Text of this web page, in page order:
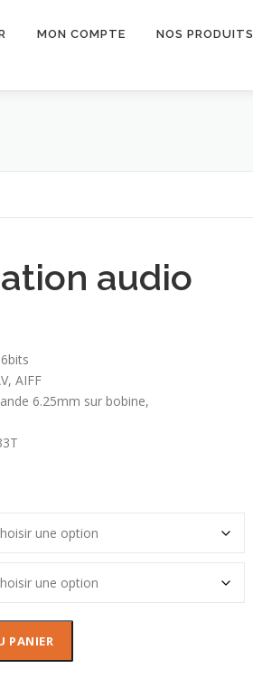
MON COMPTE NOS PRODUITS
audio
AIFF
6.25mm sur bobine,
PANIER